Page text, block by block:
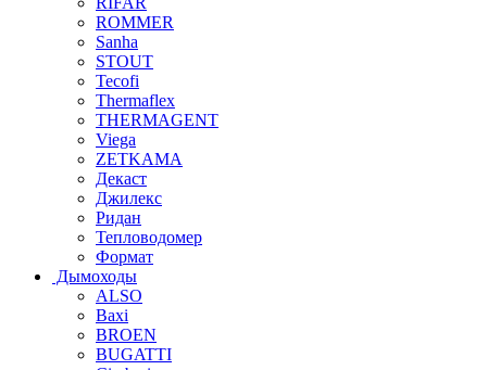
ROMMER
Sanha
STOUT
Tecofi
Thermaflex
THERMAGENT
Viega
ZETKAMA
Декаст
Джилекс
Ридан
Тепловодомер
Формат
Дымоходы
ALSO
Baxi
BROEN
BUGATTI